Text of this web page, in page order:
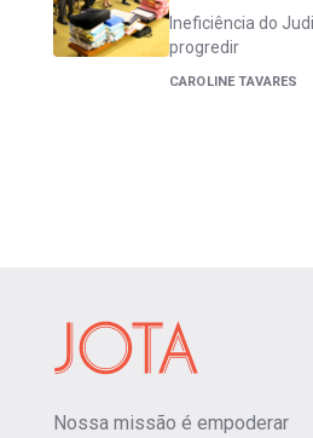
Ineficiência do
progredir
CAROLINE TAVARES
Nossa missão é empoderar